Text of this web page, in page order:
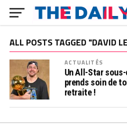
ALL POSTS TAGGED "DAVID
ACTUALITÉS
Un All-Star
prends soin de
retraite !